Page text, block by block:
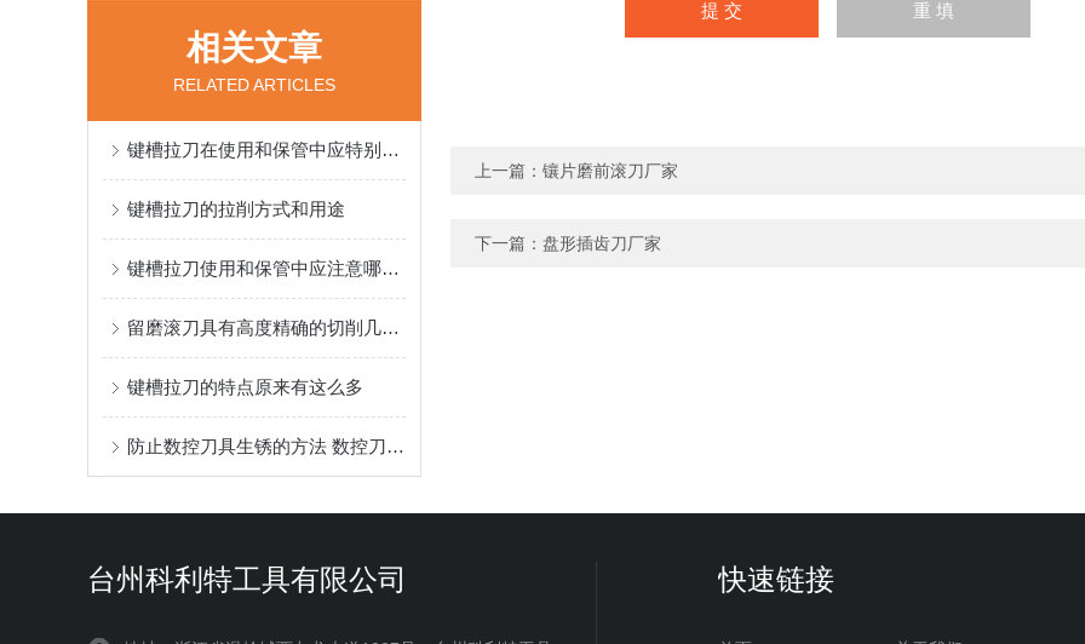
相关文章
RELATED ARTICLES
键槽拉刀在使用和保管中应特别注意的事项
键槽拉刀的拉削方式和用途
键槽拉刀使用和保管中应注意哪些事项？
留磨滚刀具有高度精确的切削几何形状
键槽拉刀的特点原来有这么多
防止数控刀具生锈的方法 数控刀具日常维护
上一篇： 镶片磨前滚刀厂家
下一篇： 盘形插齿刀厂家
台州科利特工具有限公司 快速链接